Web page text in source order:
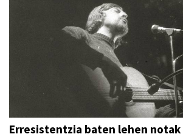
Erresistentzia baten lehen notak